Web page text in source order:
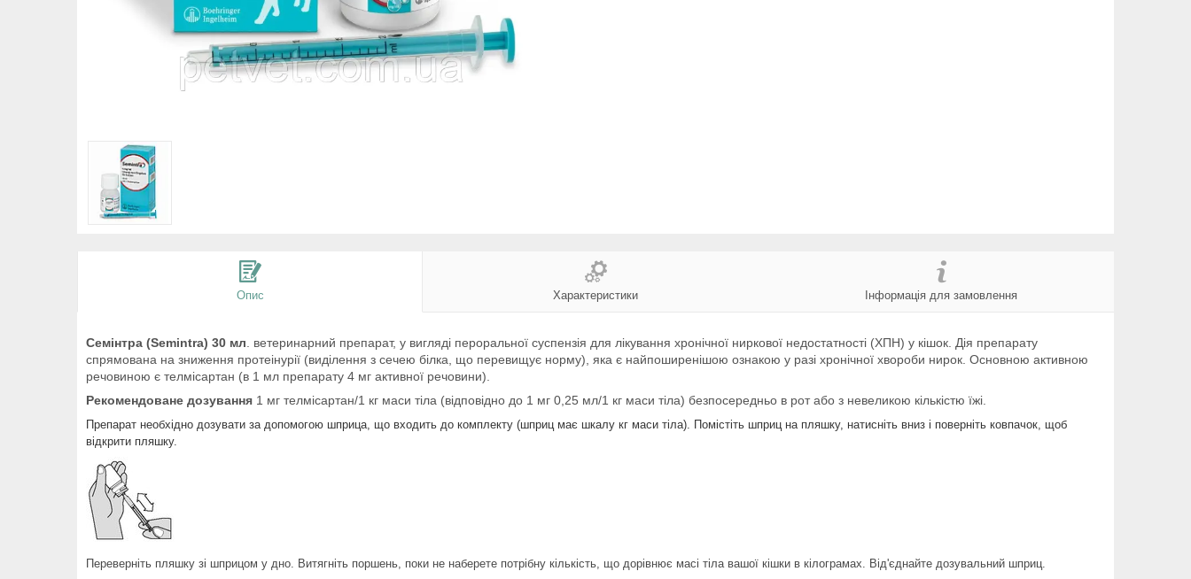
Опис Характеристики Інформація для замовлення
Семінтра (Semintra) 30 мл . ветеринарний препарат, у вигляді пероральної суспензія для лікування хронічної ниркової недостатності (ХПН) у кішок. Дія препарату
спрямована на зниження протеінурії (виділення з сечею білка, що перевищує норму), яка є найпоширенішою ознакою у разі хронічної хвороби нирок. Основною активною
речовиною є телмісартан (в 1 мл препарату 4 мг активної речовини).
Рекомендоване дозування 1 мг телмісартан/1 кг маси тіла (відповідно до 1 мг 0,25 мл/1 кг маси тіла) безпосередньо в рот або з невеликою кількістю їжі.
Препарат необхідно дозувати за допомогою шприца, що входить до комплекту (шприц має шкалу кг маси тіла). Помістіть шприц на пляшку, натисніть вниз і поверніть ковпачок, щоб
відкрити пляшку.
Переверніть пляшку зі шприцом у дно. Витягніть поршень, поки не наберете потрібну кількість, що дорівнює масі тіла вашої кішки в кілограмах. Від'єднайте дозувальний шприц.